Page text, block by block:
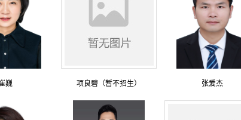
巍 项良碧（暂不招生） 张爱杰